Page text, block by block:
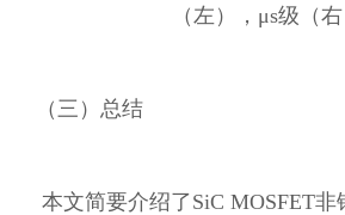
（左），μs级（右
（三）总结
本文简要介绍了SiC MOSFET